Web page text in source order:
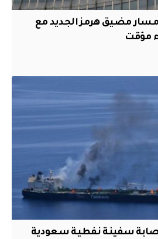
مسار مضيق هرمز الجديد مع
مؤقت
سفينة نفطية سعودية